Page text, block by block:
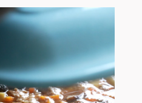
拌勻即可食用